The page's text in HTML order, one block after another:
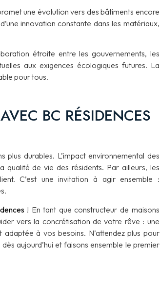
une évolution vers des bâtiments encore
innovation constante dans les matériaux,
étroite entre les gouvernements, les
aux exigences écologiques futures. La
pour tous.
BC RÉSIDENCES
durables. L’impact environnemental des
qualité de vie des résidents. Par ailleurs, les
C’est une invitation à agir ensemble :
! En tant que constructeur de maisons
vers la concrétisation de votre rêve : une
à vos besoins. N’attendez plus pour
aujourd’hui et faisons ensemble le premier